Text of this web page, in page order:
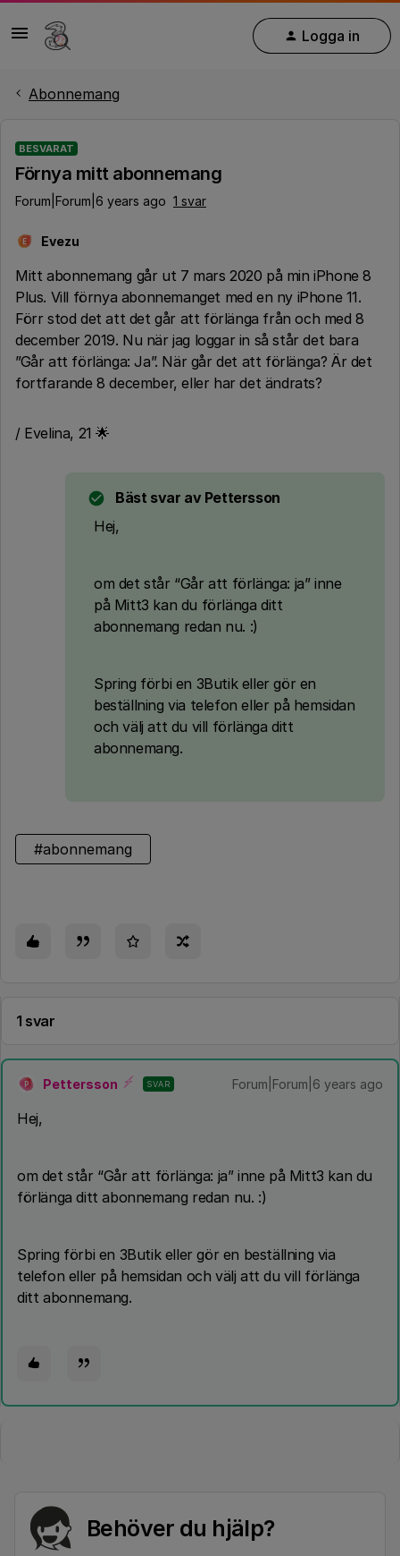
Logga in
Abonnemang
BESVARAT
Förnya mitt abonnemang
Forum|Forum|6 years ago 1 svar
E Evezu
Mitt abonnemang går ut 7 mars 2020 på min iPhone 8
Plus. Vill förnya abonnemanget med en ny iPhone 11.
Förr stod det att det går att förlänga från och med 8
december 2019. Nu när jag loggar in så står det bara
”Går att förlänga: Ja”. När går det att förlänga? Är det
fortfarande 8 december, eller har det ändrats?
/ Evelina, 21 🌟
Bäst svar av Pettersson
Hej,
om det står “Går att förlänga: ja” inne
på Mitt3 kan du förlänga ditt
abonnemang redan nu. :)
Spring förbi en 3Butik eller gör en
beställning via telefon eller på hemsidan
och välj att du vill förlänga ditt
abonnemang.
#abonnemang
1 svar
P Pettersson SVAR Forum|Forum|6 years ago
Hej,
om det står “Går att förlänga: ja” inne på Mitt3 kan du
förlänga ditt abonnemang redan nu. :)
Spring förbi en 3Butik eller gör en beställning via
telefon eller på hemsidan och välj att du vill förlänga
ditt abonnemang.
Behöver du hjälp?